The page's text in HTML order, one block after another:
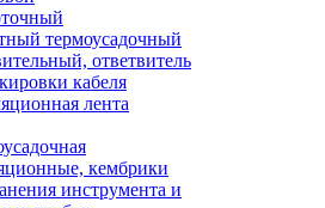
термоусадочный
ответвитель
кабеля
лента
кембрики
инструмента и